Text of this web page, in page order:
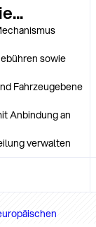
sowie
Fahrzeugebene
Anbindung an
verwalten